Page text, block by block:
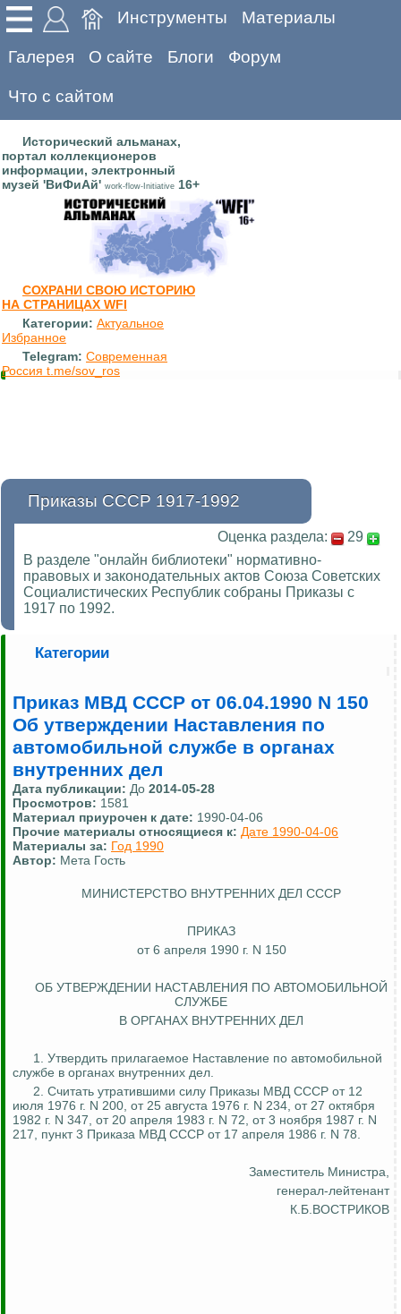
Инструменты Материалы
Галерея О сайте Блоги Форум
Что с сайтом
Исторический альманах,
портал коллекционеров
информации, электронный
музей 'ВиФиАй' work-flow-Initiative 16+
СОХРАНИ СВОЮ ИСТОРИЮ
НА СТРАНИЦАХ WFI
Категории: Актуальное
Избранное
Telegram: Современная
Россия t.me/sov_ros
Приказы СССР 1917-1992
Оценка раздела:
29
В разделе "онлайн библиотеки" нормативно-
правовых и законодательных актов Союза Советских
Социалистических Республик собраны Приказы с
1917 по 1992.
Категории
Приказ МВД СССР от 06.04.1990 N 150
Об утверждении Наставления по
автомобильной службе в органах
внутренних дел
Дата публикации: До 2014-05-28
Просмотров: 1581
Материал приурочен к дате: 1990-04-06
Прочие материалы относящиеся к: Дате 1990-04-06
Материалы за: Год 1990
Автор: Мета Гость
МИНИСТЕРСТВО ВНУТРЕННИХ ДЕЛ СССР
ПРИКАЗ
от 6 апреля 1990 г. N 150
ОБ УТВЕРЖДЕНИИ НАСТАВЛЕНИЯ ПО АВТОМОБИЛЬНОЙ
СЛУЖБЕ
В ОРГАНАХ ВНУТРЕННИХ ДЕЛ
1. Утвердить прилагаемое Наставление по автомобильной
службе в органах внутренних дел.
2. Считать утратившими силу Приказы МВД СССР от 12
июля 1976 г. N 200, от 25 августа 1976 г. N 234, от 27 октября
1982 г. N 347, от 20 апреля 1983 г. N 72, от 3 ноября 1987 г. N
217, пункт 3 Приказа МВД СССР от 17 апреля 1986 г. N 78.
Заместитель Министра,
генерал-лейтенант
К.Б.ВОСТРИКОВ